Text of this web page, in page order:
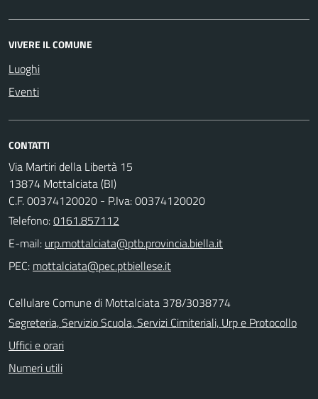
VIVERE IL COMUNE
Luoghi
Eventi
CONTATTI
Via Martiri della Libertà 15
13874 Mottalciata (BI)
C.F. 00374120020 - P.Iva: 00374120020
Telefono:0161.857112
E-mail:
PEC:
Cellulare Comune di Mottalciata 378/3038774
Segreteria, Servizio Scuola, Servizi Cimiteriali, Urp e Protocollo
Uffici e orari
Numeri utili